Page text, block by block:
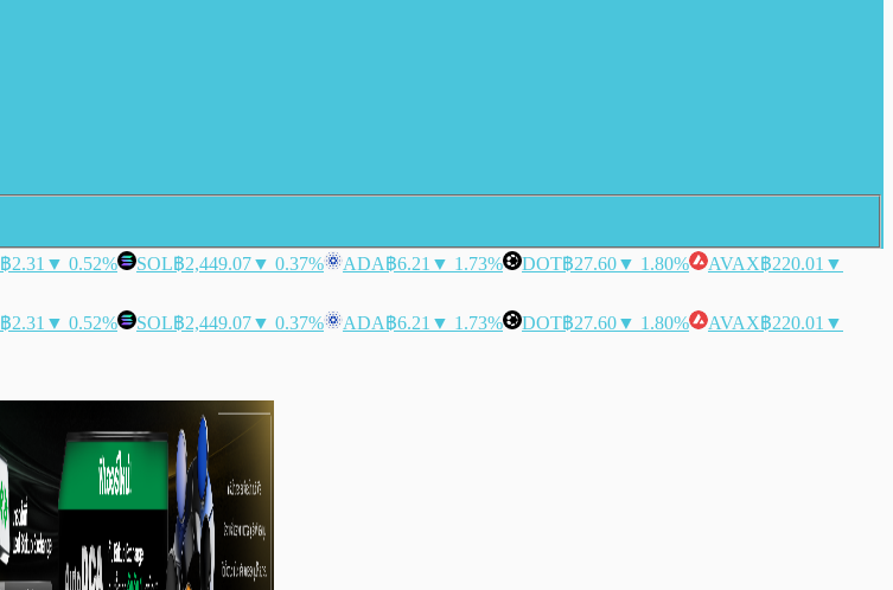
฿2.31 ▼ 0.52% SOL฿2,449.07▼ 0.37% ADA฿6.21 ▼ 1.73% DOT฿27.60▼ 1.80% AVAX฿220.01 ▼
฿2.31 ▼ 0.52% SOL฿2,449.07▼ 0.37% ADA฿6.21 ▼ 1.73% DOT฿27.60▼ 1.80% AVAX฿220.01 ▼